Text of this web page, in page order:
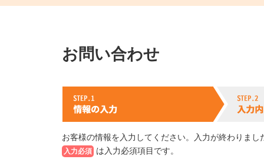
お問い合わせ
お客様の情報を入力してください。入力が終わりま
入力必須 は入力必須項目です。